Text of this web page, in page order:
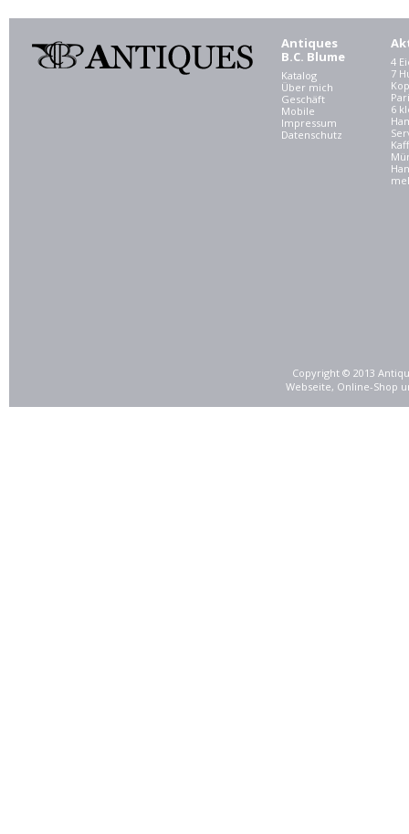
Antiques
B.C. Blume
Katalog
Über mich
Geschäft
Mobile
Impressum
Datenschutz
4
7
6
Copyright © 2013
Webseite, Online-Shop